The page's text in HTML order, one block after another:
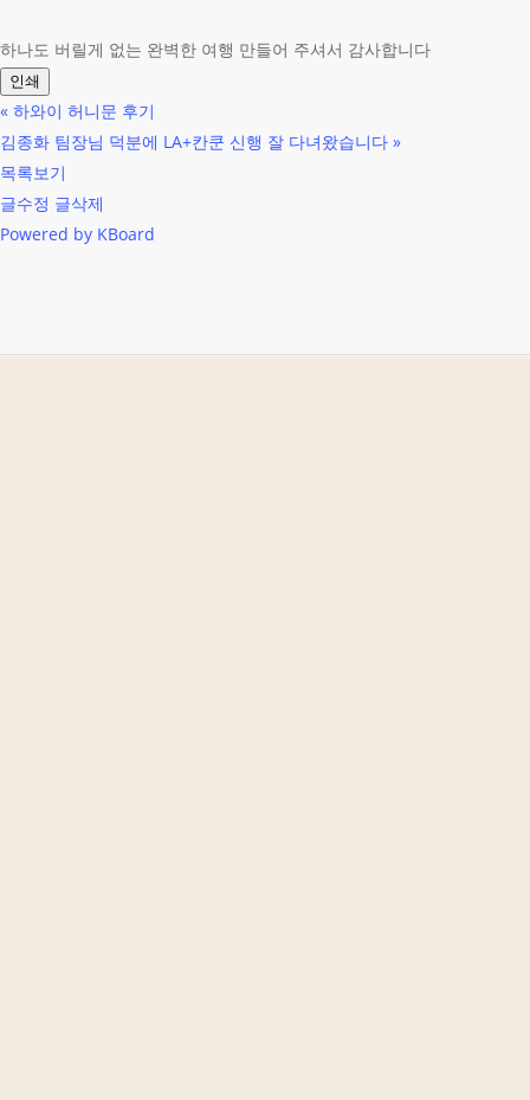
하나도 버릴게 없는 완벽한 여행 만들어 주셔서 감사합니다
인쇄
« 하와이 허니문 후기
김종화 팀장님 덕분에 LA+칸쿤 신행 잘 다녀왔습니다 »
목록보기
글수정 글삭제
Powered by KBoard